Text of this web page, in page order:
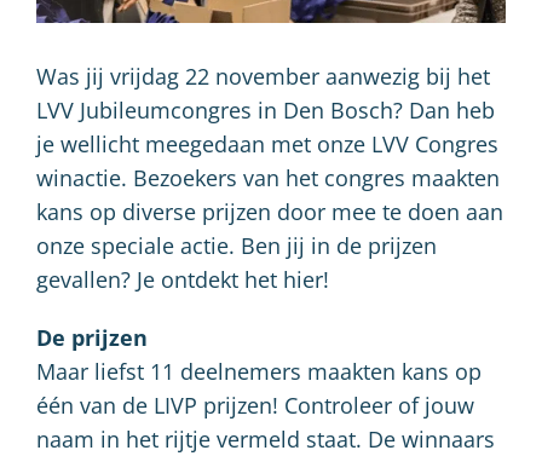
Was jij vrijdag 22 november aanwezig bij het
LVV Jubileumcongres in Den Bosch? Dan heb
je wellicht meegedaan met onze LVV Congres
winactie. Bezoekers van het congres maakten
kans op diverse prijzen door mee te doen aan
onze speciale actie. Ben jij in de prijzen
gevallen? Je ontdekt het hier!
De prijzen
Maar liefst 11 deelnemers maakten kans op
één van de LIVP prijzen! Controleer of jouw
naam in het rijtje vermeld staat. De winnaars